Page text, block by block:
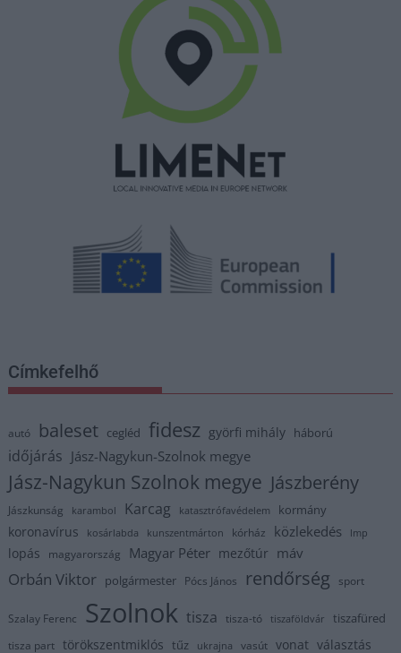
Címkefelhő
autó baleset cegléd fidesz györfi mihály háború
időjárás Jász-Nagykun-Szolnok megye
Jász-Nagykun Szolnok megye Jászberény
Jászkunság karambol Karcag katasztrófavédelem kormány
koronavírus kosárlabda kunszentmárton kórház közlekedés lmp
lopás magyarország Magyar Péter mezőtúr máv
Orbán Viktor polgármester Pócs János rendőrség sport
Szalay Ferenc Szolnok tisza tisza-tó tiszaföldvár tiszafüred
tisza part törökszentmiklós tűz ukrajna vasút vonat választás